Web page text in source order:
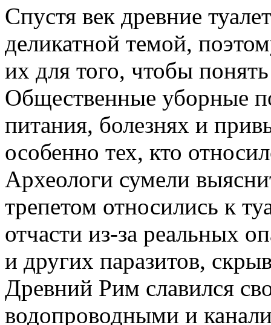
Спустя век древние
деликатной темой,
их для того, чтобы
Общественные уборные
питания, болезнях и
особенно тех, кто
Археологи сумели
трепетом относились к
отчасти из-за реальных
и других паразитов,
Древний Рим славился
водопроводными и